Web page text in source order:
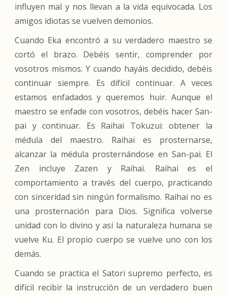
influyen mal y nos llevan a la vida equivocada. Los
amigos idiotas se vuelven demonios.
Cuando Eka encontró a su verdadero maestro se
cortó el brazo. Debéis sentir, comprender por
vosotros mismos. Y cuando hayáis decidido, debéis
continuar siempre. Es difícil continuar. A veces
estamos enfadados y queremos huir. Aunque el
maestro se enfade con vosotros, debéis hacer San-
pai y continuar. Es Raihai Tokuzui: obtener la
médula del maestro. Raihai es prosternarse,
alcanzar la médula prosternándose en San-pai. El
Zen incluye Zazen y Raihai. Raihai es el
comportamiento a través del cuerpo, practicando
con sinceridad sin ningún formalismo. Raihai no es
una prosternación para Dios. Significa volverse
unidad con lo divino y así la naturaleza humana se
vuelve Ku. El propio cuerpo se vuelve uno con los
demás.
Cuando se practica el Satori supremo perfecto, es
difícil recibir la instrucción de un verdadero buen